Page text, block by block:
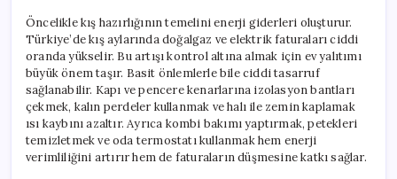
Öncelikle kış hazırlığının temelini enerji giderleri oluşturur.
Türkiye’de kış aylarında doğalgaz ve elektrik faturaları ciddi
oranda yükselir. Bu artışı kontrol altına almak için ev yalıtımı
büyük önem taşır. Basit önlemlerle bile ciddi tasarruf
sağlanabilir. Kapı ve pencere kenarlarına izolasyon bantları
çekmek, kalın perdeler kullanmak ve halı ile zemin kaplamak
ısı kaybını azaltır. Ayrıca kombi bakımı yaptırmak, petekleri
temizletmek ve oda termostatı kullanmak hem enerji
verimliliğini artırır hem de faturaların düşmesine katkı sağlar.